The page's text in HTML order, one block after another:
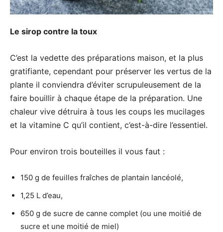
Le sirop contre la toux
C’est la vedette des préparations maison, et la plus
gratifiante, cependant pour préserver les vertus de la
plante il conviendra d’éviter scrupuleusement de la
faire bouillir à chaque étape de la préparation. Une
chaleur vive détruira à tous les coups les mucilages
et la vitamine C qu’il contient, c’est-à-dire l’essentiel.
Pour environ trois bouteilles il vous faut :
150 g de feuilles fraîches de plantain lancéolé,
1,25 L d’eau,
650 g de sucre de canne complet (ou une moitié de
sucre et une moitié de miel)